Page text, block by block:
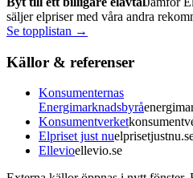
säljer elpriser med våra andra
Se topplistan →
Källor & referenser
Konsumenternas
Energimarknadsbyrå
Konsumentverket
Elpriset just nu
Ellevioellevio.se